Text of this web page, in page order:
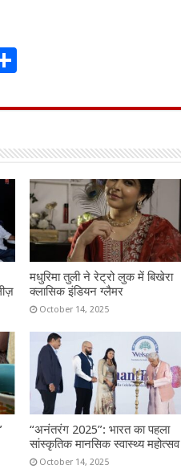
S
ar
मधुरिमा तुली ने रेट्रो लुक में बिखेरा
क्लासिक इंडियन ग्लैमर
October 14, 2025
“अनंतरंग 2025”: भारत का पहला
सांस्कृतिक मानसिक स्वास्थ्य महोत्सव
October 14, 2025